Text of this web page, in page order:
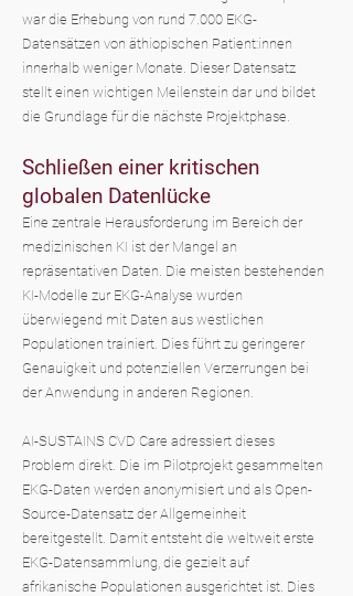
war die Erhebung von rund 7.000 EKG-
Datensätzen von äthiopischen Patient:innen
innerhalb weniger Monate. Dieser Datensatz
stellt einen wichtigen Meilenstein dar und bildet
die Grundlage für die nächste Projektphase.
Schließen einer kritischen
globalen Datenlücke
Eine zentrale Herausforderung im Bereich der
medizinischen KI ist der Mangel an
repräsentativen Daten. Die meisten bestehenden
KI-Modelle zur EKG-Analyse wurden
überwiegend mit Daten aus westlichen
Populationen trainiert. Dies führt zu geringerer
Genauigkeit und potenziellen Verzerrungen bei
der Anwendung in anderen Regionen.
AI-SUSTAINS CVD Care adressiert dieses
Problem direkt. Die im Pilotprojekt gesammelten
EKG-Daten werden anonymisiert und als Open-
Source-Datensatz der Allgemeinheit
bereitgestellt. Damit entsteht die weltweit erste
EKG-Datensammlung, die gezielt auf
afrikanische Populationen ausgerichtet ist. Dies